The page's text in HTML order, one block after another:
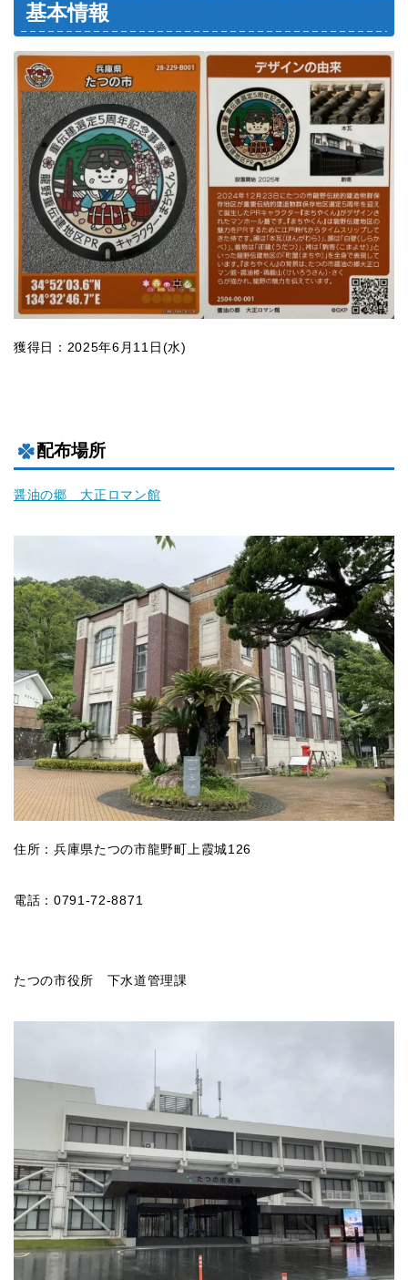
基本情報
獲得日：2025年6月11日(水)
配布場所
醤油の郷 大正ロマン館
住所：兵庫県たつの市龍野町上霞城126
電話：0791-72-8871
たつの市役所 下水道管理課